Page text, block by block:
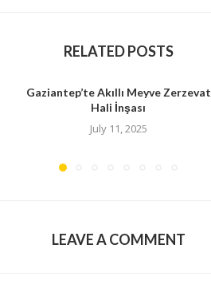
RELATED POSTS
Gaziantep’te Akıllı Meyve Zerzevat
Hali İnşası
July 11, 2025
LEAVE A COMMENT